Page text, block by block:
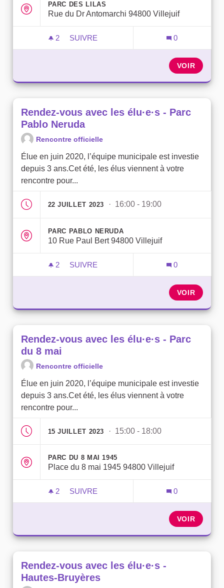
PARC DES LILAS
Rue du Dr Antomarchi 94800 Villejuif
2 2 ABONNÉS
SUIVRE
0
VOIR
Rendez-vous avec les élu·e·s - Parc
Pablo Neruda
Rencontre officielle
Élue en juin 2020, l’équipe municipale est investie
depuis 3 ans.Cet été, les élus viennent à votre
rencontre pour...
22 JUILLET 2023 · 16:00 - 19:00
PARC PABLO NERUDA
10 Rue Paul Bert 94800 Villejuif
2 2 ABONNÉS
SUIVRE
0
VOIR
Rendez-vous avec les élu·e·s - Parc
du 8 mai
Rencontre officielle
Élue en juin 2020, l’équipe municipale est investie
depuis 3 ans.Cet été, les élus viennent à votre
rencontre pour...
15 JUILLET 2023 · 15:00 - 18:00
PARC DU 8 MAI 1945
Place du 8 mai 1945 94800 Villejuif
2 2 ABONNÉS
SUIVRE
0
VOIR
Rendez-vous avec les élu·e·s -
Hautes-Bruyères